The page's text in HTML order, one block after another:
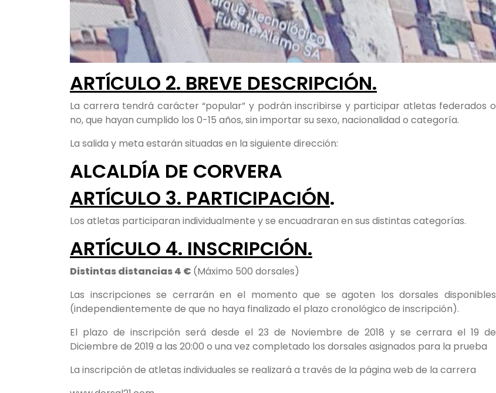
ARTÍCULO 2. BREVE DESCRIPCIÓN.
La carrera tendrá carácter “popular” y podrán inscribirse y participar atletas federados o
no, que hayan cumplido los 0-15 años, sin importar su sexo, nacionalidad o categoría.
La salida y meta estarán situadas en la siguiente dirección:
ALCALDÍA DE CORVERA
ARTÍCULO 3. PARTICIPACIÓN.
Los atletas participaran individualmente y se encuadraran en sus distintas categorías.
ARTÍCULO 4. INSCRIPCIÓN.
Distintas distancias 4 € (Máximo 500 dorsales)
Las inscripciones se cerrarán en el momento que se agoten los dorsales disponibles
(independientemente de que no haya finalizado el plazo cronológico de inscripción).
El plazo de inscripción será desde el 23 de Noviembre de 2018 y se cerrara el 19 de
Diciembre de 2019 a las 20:00 o una vez completado los dorsales asignados para la prueba
La inscripción de atletas individuales se realizará a través de la página web de la carrera